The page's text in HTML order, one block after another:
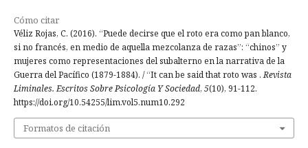
Cómo citar
Véliz Rojas, C. (2016). “Puede decirse que el roto era como pan blanco,
si no francés, en medio de aquella mezcolanza de razas”: “chinos” y
mujeres como representaciones del subalterno en la narrativa de la
Guerra del Pacífico (1879-1884). / “It can be said that roto was .Revista
Liminales. Escritos Sobre Psicología Y Sociedad, 5(10), 91-112.
https://doi.org/10.54255/lim.vol5.num10.292
Formatos de citación